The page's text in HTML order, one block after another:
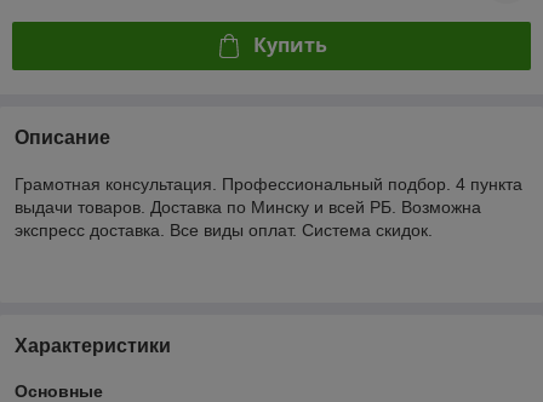
Купить
Описание
Грамотная консультация. Профессиональный подбор. 4 пункта
выдачи товаров. Доставка по Минску и всей РБ. Возможна
экспресс доставка. Все виды оплат. Система скидок.
Характеристики
Основные